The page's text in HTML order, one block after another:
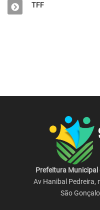
TFF
Prefeitura Municipal
Av Hanibal Pedreira,
São